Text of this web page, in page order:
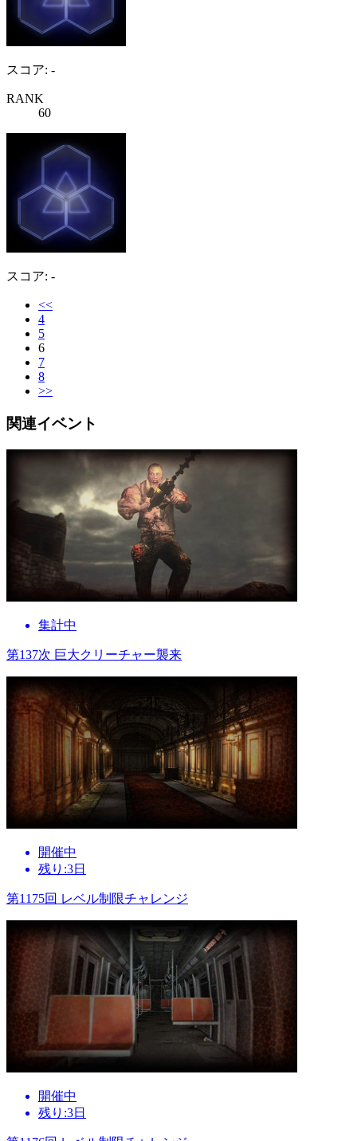
スコア: -
RANK
60
スコア: -
<<
4
5
6
7
8
>>
関連イベント
集計中
第137次 巨大クリーチャー襲来
開催中
残り:3日
第1175回 レベル制限チャレンジ
開催中
残り:3日